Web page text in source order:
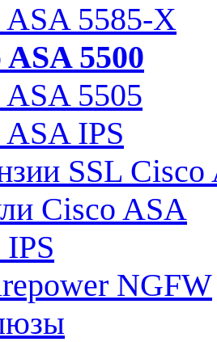
ASA 5585-X
ASA 5500
5505
IPS
SSL Cisco
Cisco ASA
NGFW